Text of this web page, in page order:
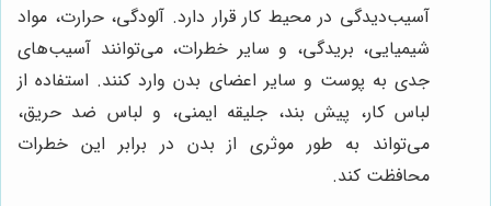
آسیب‌دیدگی در محیط کار قرار دارد. آلودگی، حرارت، مواد
شیمیایی، بریدگی، و سایر خطرات، می‌توانند آسیب‌های
جدی به پوست و سایر اعضای بدن وارد کنند. استفاده از
لباس کار، پیش بند، جلیقه ایمنی، و لباس ضد حریق،
می‌تواند به طور موثری از بدن در برابر این خطرات
محافظت کند.